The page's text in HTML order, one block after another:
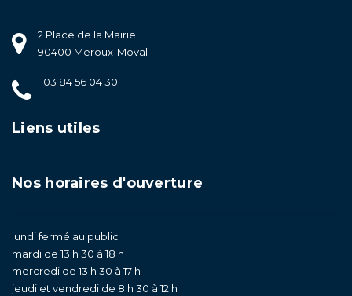
2 Place de la Mairie
90400 Meroux-Moval
03 84 56 04 30
Liens utiles
Nos horaires d'ouverture
lundi fermé au public
mardi de 13 h 30 à 18 h
mercredi de 13 h 30 à 17 h
jeudi et vendredi de 8 h 30 à 12 h